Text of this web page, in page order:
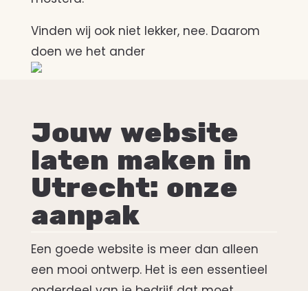
Vinden wij ook niet lekker, nee. Daarom
doen we het ander
Jouw website
laten maken in
Utrecht: onze
aanpak
Een goede website is meer dan alleen
een mooi ontwerp. Het is een essentieel